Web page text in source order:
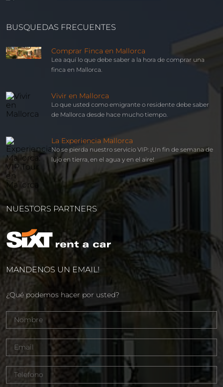
BUSQUEDAS FRECUENTES
Comprar Finca en Mallorca
Lea aquí lo que debe saber a la hora de comprar una
finca en Mallorca.
Vivir en Mallorca
Lo que usted como emigrante o residente debe saber
de Mallorca desde hace mucho tiempo.
La Experiencia Mallorca
No se pierda nuestro servicio VIP: ¡Un fin de semana de
lujo en tierra, en el agua y en el aire!
NUESTORS PARTNERS
MANDENOS UN EMAIL!
¿Qué podemos hacer por usted?